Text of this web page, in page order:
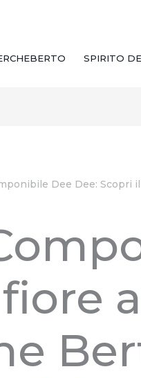
SPIRITO
Dee Dee: Scopri